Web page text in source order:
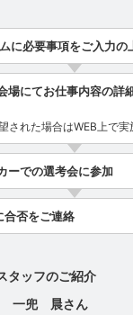
に必要事項をご入力の
場にてお仕事内容の詳
された場合はWEB上で実
ーでの選考会に参加
合否をご連絡
タッフのご紹介
一兜 晨さん